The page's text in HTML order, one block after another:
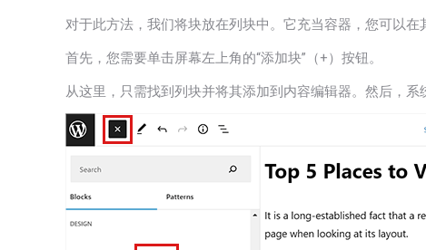
对于此方法，我们将块放在列块中。它充当容器，您可以
首先，您需要单击屏幕左上角的“添加块”（+）按钮。
从这里，只需找到列块并将其添加到内容编辑器。然后，系